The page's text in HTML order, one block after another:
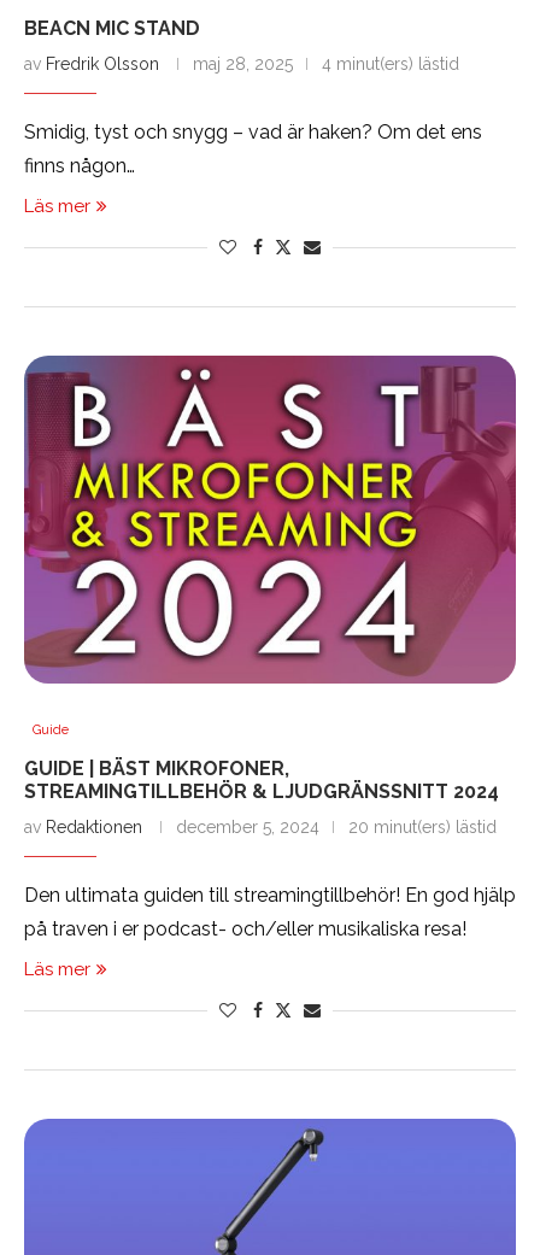
BEACN MIC STAND
av Fredrik Olsson maj 28, 2025 4 minut(ers) lästid
Smidig, tyst och snygg – vad är haken? Om det ens
finns någon…
Läs mer
Guide
GUIDE | BÄST MIKROFONER,
STREAMINGTILLBEHÖR & LJUDGRÄNSSNITT 2024
av Redaktionen december 5, 2024 20 minut(ers) lästid
Den ultimata guiden till streamingtillbehör! En god hjälp
på traven i er podcast- och/eller musikaliska resa!
Läs mer